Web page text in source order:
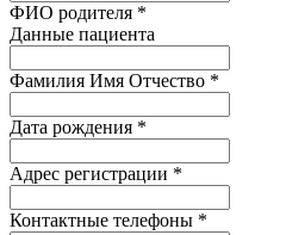
ФИО родителя *
Данные пациента
Фамилия Имя Отчество *
Дата рождения *
Адрес регистрации *
Контактные телефоны *